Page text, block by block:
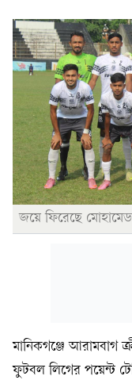
জয়ে ফিরেছে
মানিকগঞ্জে আরামবাগ
ফুটবল লিগের পয়েন্ট